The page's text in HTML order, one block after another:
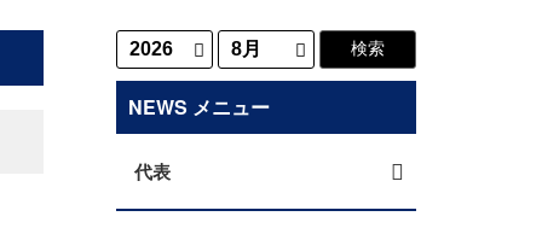
NEWS メニュー
代表